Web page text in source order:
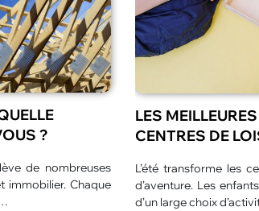
POUR
véritables espaces
plus longues et
QUEL
ÉVÉNEMENT
L’organisation d’un
un simple
participants